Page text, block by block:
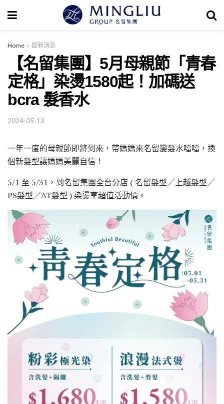
Home 最新消息
【名留集團】5月母親節「青春
定格」染燙1580起！加碼送
bcra 髮香水
2024-05-13
一年一度的母親節即將到來，帶媽媽來名留變髮水噹噹，換
個新髮型讓媽媽美麗自信！
5/1 至 5/31，到名留集團全台分店 ( 名留髮型／上越髮型／
PS髮型／AT髮型 ) 染燙享超值活動價。